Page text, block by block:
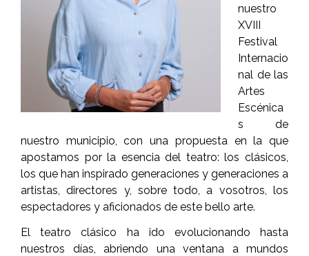
nuestro
XVIII
Festival
Internacio
nal de las
Artes
Escénica
s de
nuestro municipio, con una propuesta en la que
apostamos por la esencia del teatro: los clásicos,
los que han inspirado generaciones y generaciones a
artistas, directores y, sobre todo, a vosotros, los
espectadores y aficionados de este bello arte.
El teatro clásico ha ido evolucionando hasta
nuestros días, abriendo una ventana a mundos